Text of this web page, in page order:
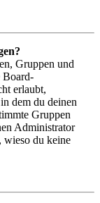
Gruppen und
Board-
erlaubt,
dem du deinen
Gruppen
Administrator
wieso du keine